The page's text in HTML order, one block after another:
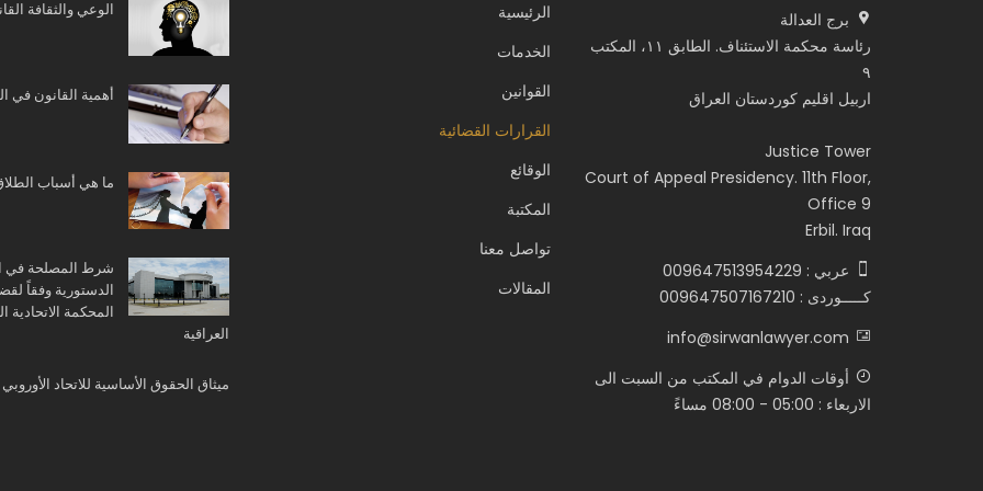
برج العدالة
رئاسة محكمة الاستئناف. الطابق ١١، المكتب
٩
اربيل اقليم كوردستان العراق
Justice Tower
Court of Appeal Presidency. 11th Floor,
Office 9
Erbil. Iraq
عربي : 009647513954229
كـــــوردى : 009647507167210
info@sirwanlawyer.com
أوقات الدوام في المكتب من السبت الى
الاربعاء : 05:00 - 08:00 مساءً
الرئيسية
الخدمات
القوانين
القرارات القضائية
الوقائع
المكتبة
تواصل معنا
المقالات
الوعي والثقافة
أهمية القانون في
ما هي أسباب
شرط المصلحة في
الدستورية وفقاً
المحكمة الاتحادية
العراقية
ميثاق الحقوق الأساسية للاتحاد الأوروبي